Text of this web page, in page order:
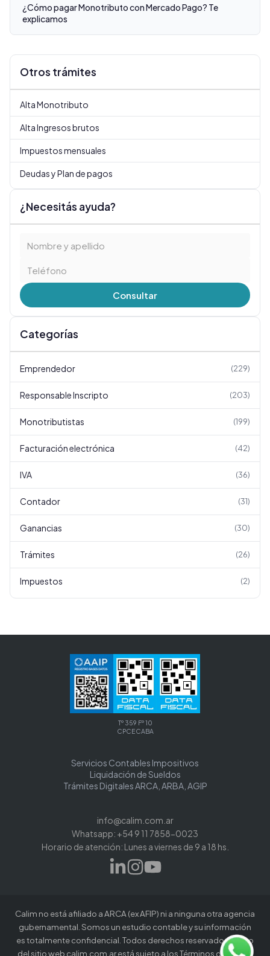
¿Cómo pagar Monotributo con Mercado Pago? Te
explicamos
Otros trámites
Alta Monotributo
Alta Ingresos brutos
Impuestos mensuales
Deudas y Plan de pagos
¿Necesitás ayuda?
Consultar
Categorías
Emprendedor (229)
Responsable Inscripto (203)
Monotributistas (199)
Facturación electrónica (42)
IVA (36)
Contador (31)
Ganancias (30)
Trámites (26)
Impuestos (2)
Tº 359 Fº 10
CPCECABA
Servicios Contables Impositivos
Liquidación de Sueldos
Trámites Digitales ARCA, ARBA, AGIP
info@calim.com.ar
Whatsapp: +54 9 11 7858-0023
Horario de atención: Lunes a viernes de 9 a 18 hs.
Calim no está afiliado a ARCA (ex AFIP) ni a ninguna otra agencia
gubernamental. Somos un estudio contable y su información
es totalmente confidencial. Todos derechos reservados. El uso
del sitio web calim.com.ar está sujeto a los Términos de uso de